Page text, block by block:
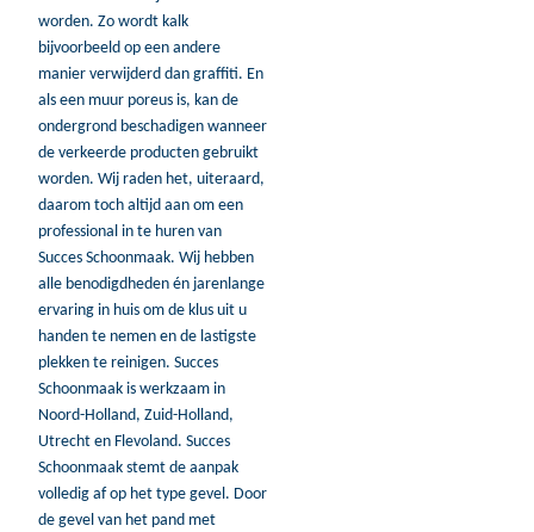
worden. Zo wordt kalk
bijvoorbeeld op een andere
manier verwijderd dan graffiti. En
als een muur poreus is, kan de
ondergrond beschadigen wanneer
de verkeerde producten gebruikt
worden. Wij raden het, uiteraard,
daarom toch altijd aan om een
professional in te huren van
Succes Schoonmaak. Wij hebben
alle benodigdheden én jarenlange
ervaring in huis om de klus uit u
handen te nemen en de lastigste
plekken te reinigen. Succes
Schoonmaak is werkzaam in
Noord-Holland, Zuid-Holland,
Utrecht en Flevoland. Succes
Schoonmaak stemt de aanpak
volledig af op het type gevel. Door
de gevel van het pand met